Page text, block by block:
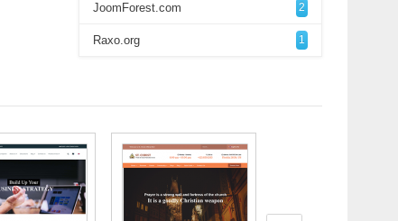
JoomForest.com 2
Raxo.org 1